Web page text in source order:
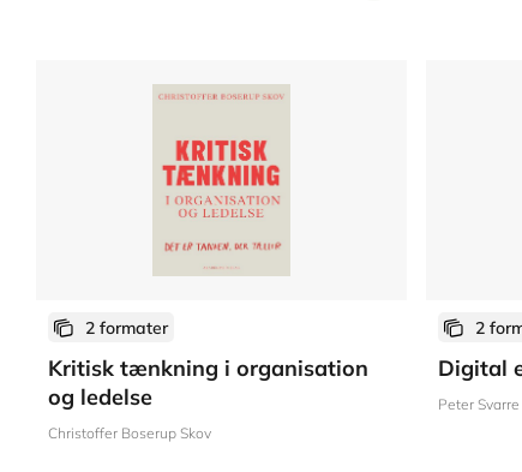
2 formater
Kritisk tænkning i organisation
og ledelse
Christoffer Boserup Skov
2
Digital
Peter Svarre